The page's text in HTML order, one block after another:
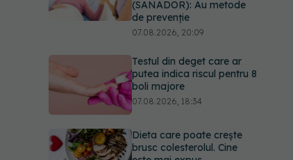
07.08.2026, 18:34
Dieta care poate crește
este mai expus
07.08.2026, 17:22
singură săptămână. Ce
spitale primesc bani